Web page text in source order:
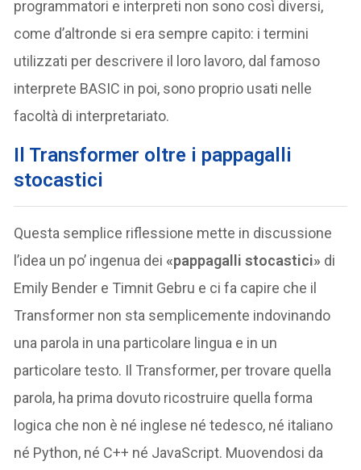
programmatori e interpreti non sono così diversi,
come d’altronde si era sempre capito: i termini
utilizzati per descrivere il loro lavoro, dal famoso
interprete BASIC in poi, sono proprio usati nelle
facoltà di interpretariato.
Il Transformer oltre i pappagalli
stocastici
Questa semplice riflessione mette in discussione
l’idea un po’ ingenua dei «pappagalli stocastici» di
Emily Bender e Timnit Gebru e ci fa capire che il
Transformer non sta semplicemente indovinando
una parola in una particolare lingua e in un
particolare testo. Il Transformer, per trovare quella
parola, ha prima dovuto ricostruire quella forma
logica che non è né inglese né tedesco, né italiano
né Python, né C++ né JavaScript. Muovendosi da